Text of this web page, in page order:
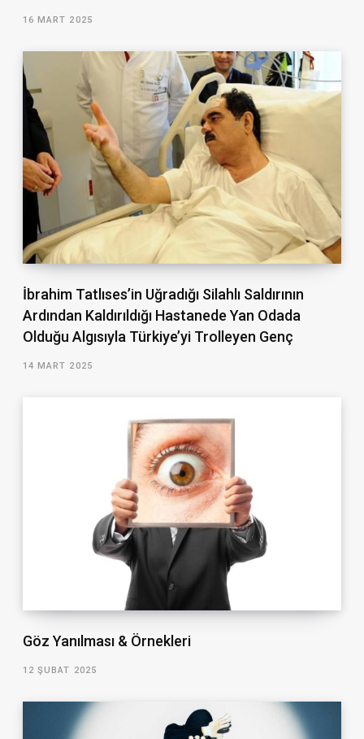
16 MART 2025
İbrahim Tatlıses’in Uğradığı Silahlı Saldırının
Ardından Kaldırıldığı Hastanede Yan Odada
Olduğu Algısıyla Türkiye’yi Trolleyen Genç
14 MART 2025
Göz Yanılması & Örnekleri
12 ŞUBAT 2025